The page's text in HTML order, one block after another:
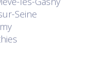
Seine